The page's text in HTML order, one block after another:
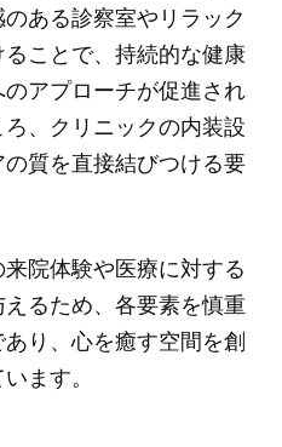
ある診察室やリラック
ことで、持続的な健康
アプローチが促進され
、クリニックの内装設
質を直接結びつける要
院体験や医療に対する
るため、各要素を慎重
り、心を癒す空間を創
ます。